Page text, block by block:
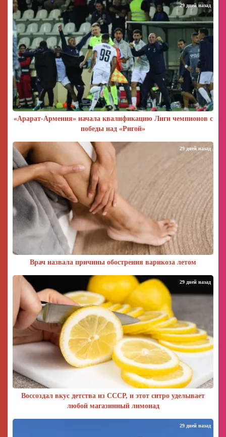
«Арарат‑Армения» начала квалификацию Лиги чемпионов с
победы над «Ригой»
29 дней назад
Врач назвала причины обострения варикоза летом
29 дней назад
Воссоздал вкус детства из СССР, и этот ситро уделывает
любой магазинный лимонад
29 дней назад
29 дней назад